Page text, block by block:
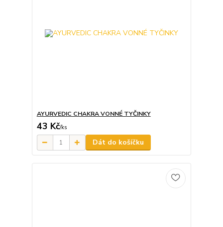
AYURVEDIC CHAKRA VONNÉ TYČINKY
43 Kč/ks
Dát do košíčku